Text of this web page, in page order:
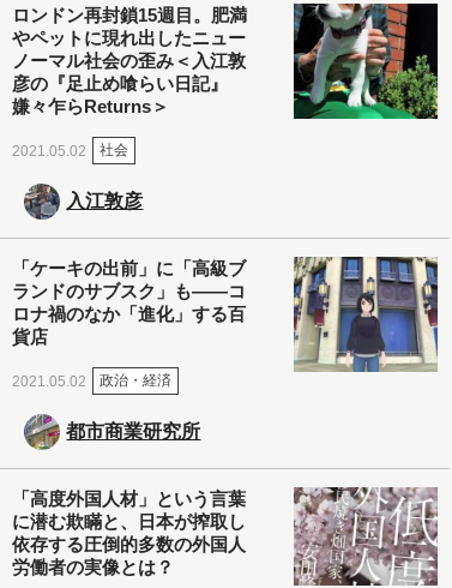
ロンドン再封鎖15週目。肥満
やペットに現れ出したニュー
ノーマル社会の歪み＜入江敦
彦の『足止め喰らい日記』
嫌々乍らReturns＞
2021.05.02 社会
入江敦彦
「ケーキの出前」に「高級ブ
ランドのサブスク」も――コ
ロナ禍のなか「進化」する百
貨店
2021.05.02 政治・経済
都市商業研究所
「高度外国人材」という言葉
に潜む欺瞞と、日本が搾取し
依存する圧倒的多数の外国人
労働者の実像とは？